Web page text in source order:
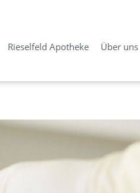
Rieselfeld Apotheke Über uns